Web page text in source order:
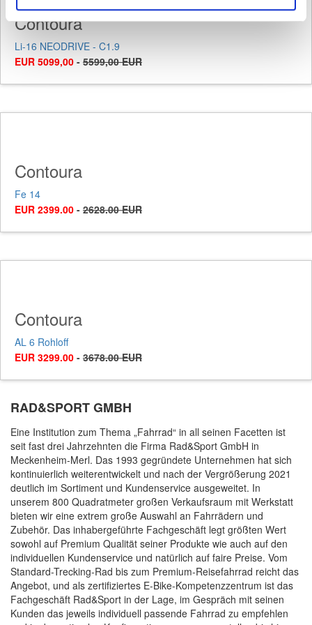
Contoura
Li-16 NEODRIVE - C1.9
EUR 5099,00 - 5599,00 EUR
Contoura
Fe 14
EUR 2399.00 - 2628.00 EUR
Contoura
AL 6 Rohloff
EUR 3299.00 - 3678.00 EUR
RAD&SPORT GMBH
Eine Institution zum Thema „Fahrrad“ in all seinen Facetten ist
seit fast drei Jahrzehnten die Firma Rad&Sport GmbH in
Meckenheim-Merl. Das 1993 gegründete Unternehmen hat sich
kontinuierlich weiterentwickelt und nach der Vergrößerung 2021
deutlich im Sortiment und Kundenservice ausgeweitet. In
unserem 800 Quadratmeter großen Verkaufsraum mit Werkstatt
bieten wir eine extrem große Auswahl an Fahrrädern und
Zubehör. Das inhabergeführte Fachgeschäft legt größten Wert
sowohl auf Premium Qualität seiner Produkte wie auch auf den
individuellen Kundenservice und natürlich auf faire Preise. Vom
Standard-Trecking-Rad bis zum Premium-Reisefahrrad reicht das
Angebot, und als zertifiziertes E-Bike-Kompetenzzentrum ist das
Fachgeschäft Rad&Sport in der Lage, im Gespräch mit seinen
Kunden das jeweils individuell passende Fahrrad zu empfehlen